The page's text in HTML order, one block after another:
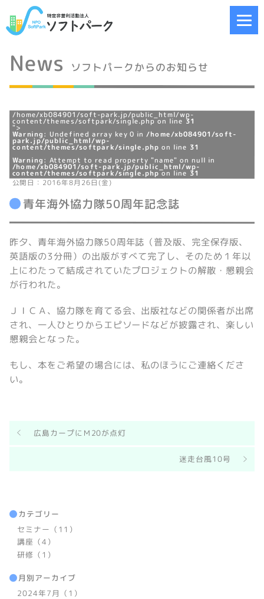
News ソフトパークからのお知らせ
/home/xb084901/soft-park.jp/public_html/wp-
content/themes/softpark/single.php on line 31
">
Warning: Undefined array key 0 in/home/xb084901/soft-
park.jp/public_html/wp-
content/themes/softpark/single.php on line 31
Warning: Attempt to read property "name" on null in
/home/xb084901/soft-park.jp/public_html/wp-
content/themes/softpark/single.php on line 31
公開日：2016年8月26日(金)
青年海外協力隊50周年記念誌
昨夕、青年海外協力隊50周年誌（普及版、完全保存版、
英語版の3分冊）の出版がすべて完了し、そのため１年以
上にわたって結成されていたプロジェクトの解散・懇親会
が行われた。
ＪＩＣＡ、協力隊を育てる会、出版社などの関係者が出席
され、一人ひとりからエピソードなどが披露され、楽しい
懇親会となった。
もし、本をご希望の場合には、私のほうにご連絡くださ
い。
広島カープにＭ20が点灯
迷走台風10号
カテゴリー
セミナー（11）
講座（4）
研修（1）
月別アーカイブ
2024年7月（1）